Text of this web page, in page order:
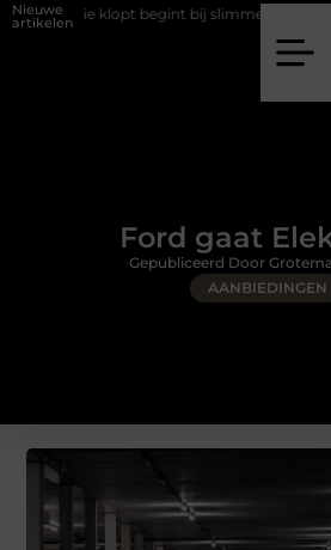
Nieuwe
artikelenbij slimme keuzes Waarom
Ford gaat
AANBIEDINGEN
Gepubliceerd Door